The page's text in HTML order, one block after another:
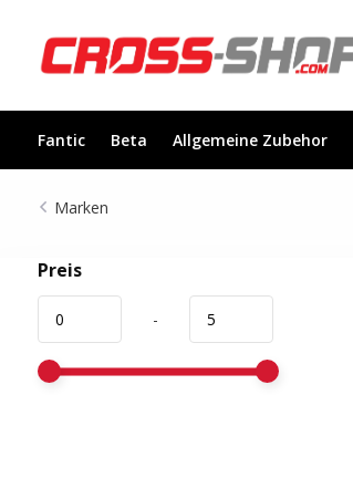
Fantic Beta Allgemeine Zubehor
Marken
Preis
-